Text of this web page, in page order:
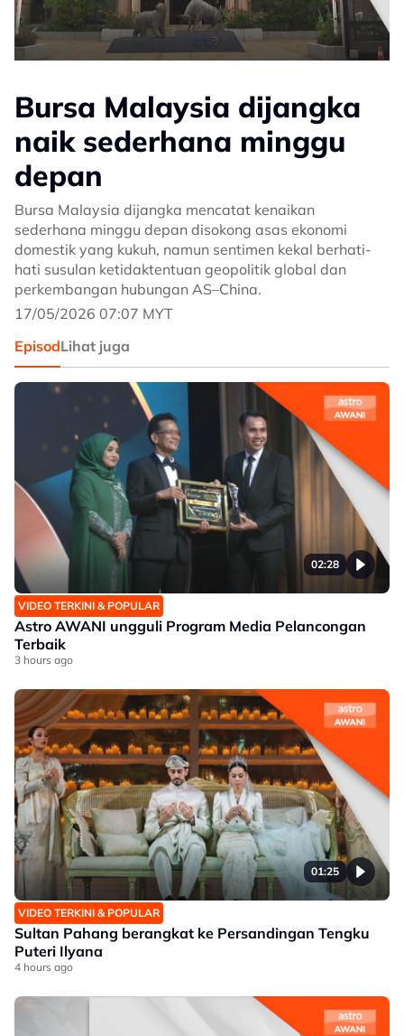
Bursa Malaysia dijangka
naik sederhana minggu
depan
Bursa Malaysia dijangka mencatat kenaikan
sederhana minggu depan disokong asas ekonomi
domestik yang kukuh, namun sentimen kekal berhati-
hati susulan ketidaktentuan geopolitik global dan
perkembangan hubungan AS–China.
17/05/2026 07:07 MYT
EpisodLihat juga
02:28
VIDEO TERKINI & POPULAR
Astro AWANI ungguli Program Media Pelancongan
Terbaik
3 hours ago
01:25
VIDEO TERKINI & POPULAR
Sultan Pahang berangkat ke Persandingan Tengku
Puteri Ilyana
4 hours ago